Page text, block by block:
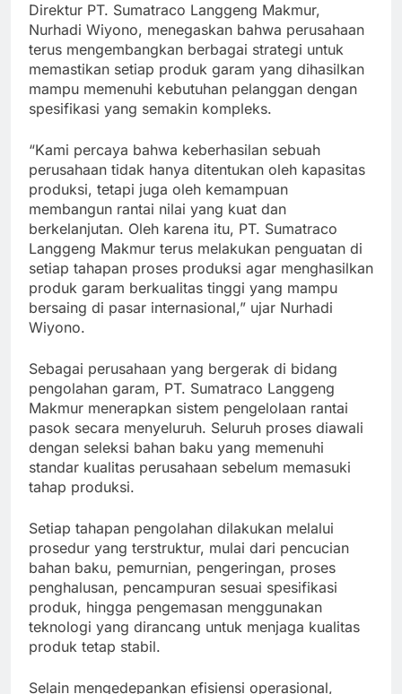
Direktur PT. Sumatraco Langgeng Makmur,
Nurhadi Wiyono, menegaskan bahwa perusahaan
terus mengembangkan berbagai strategi untuk
memastikan setiap produk garam yang dihasilkan
mampu memenuhi kebutuhan pelanggan dengan
spesifikasi yang semakin kompleks.
“Kami percaya bahwa keberhasilan sebuah
perusahaan tidak hanya ditentukan oleh kapasitas
produksi, tetapi juga oleh kemampuan
membangun rantai nilai yang kuat dan
berkelanjutan. Oleh karena itu, PT. Sumatraco
Langgeng Makmur terus melakukan penguatan di
setiap tahapan proses produksi agar menghasilkan
produk garam berkualitas tinggi yang mampu
bersaing di pasar internasional,” ujar Nurhadi
Wiyono.
Sebagai perusahaan yang bergerak di bidang
pengolahan garam, PT. Sumatraco Langgeng
Makmur menerapkan sistem pengelolaan rantai
pasok secara menyeluruh. Seluruh proses diawali
dengan seleksi bahan baku yang memenuhi
standar kualitas perusahaan sebelum memasuki
tahap produksi.
Setiap tahapan pengolahan dilakukan melalui
prosedur yang terstruktur, mulai dari pencucian
bahan baku, pemurnian, pengeringan, proses
penghalusan, pencampuran sesuai spesifikasi
produk, hingga pengemasan menggunakan
teknologi yang dirancang untuk menjaga kualitas
produk tetap stabil.
Selain mengedepankan efisiensi operasional,